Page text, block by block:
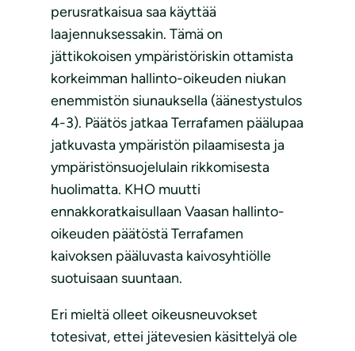
perusratkaisua saa käyttää
laajennuksessakin. Tämä on
jättikokoisen ympäristöriskin ottamista
korkeimman hallinto-oikeuden niukan
enemmistön siunauksella (äänestystulos
4-3). Päätös jatkaa Terrafamen päälupaa
jatkuvasta ympäristön pilaamisesta ja
ympäristönsuojelulain rikkomisesta
huolimatta. KHO muutti
ennakkoratkaisullaan Vaasan hallinto-
oikeuden päätöstä Terrafamen
kaivoksen pääluvasta kaivosyhtiölle
suotuisaan suuntaan.
Eri mieltä olleet oikeusneuvokset
totesivat, ettei jätevesien käsittelyä ole